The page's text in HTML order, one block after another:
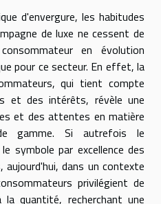
d'envergure, les habitudes
de luxe ne cessent de
en évolution
pour ce secteur. En effet, la
qui tient compte
et des intérêts, révèle une
et des attentes en matière
gamme. Si autrefois le
symbole par excellence des
dans un contexte
privilégient de
quantité, recherchant une